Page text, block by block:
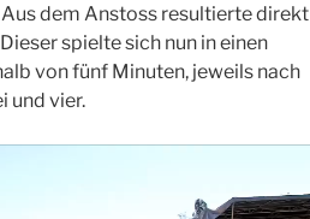
dem Anstoss resultierte direkt
spielte sich nun in einen
von fünf Minuten, jeweils nach
und vier.